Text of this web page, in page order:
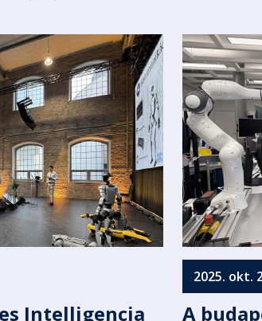
Intelligencia
2025. okt.
A